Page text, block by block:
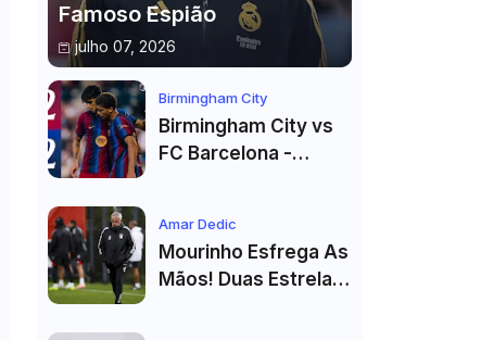
Famoso Espião
julho 07, 2026
Birmingham City
Birmingham City vs
FC Barcelona -
Amar Dedic
Mourinho Esfrega As
Mãos! Duas Estrelas